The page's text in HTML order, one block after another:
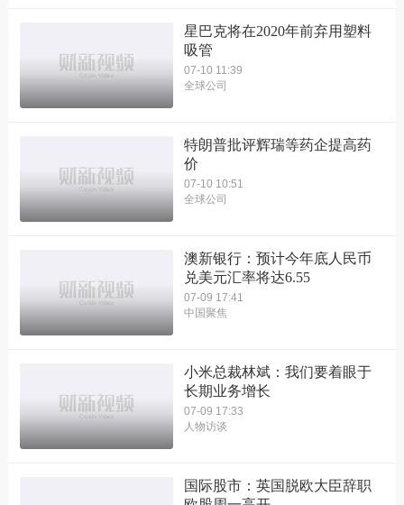
星巴克将在2020年前弃用塑料
吸管
07-10 11:39
全球公司
特朗普批评辉瑞等药企提高药
价
07-10 10:51
全球公司
澳新银行：预计今年底人民币
兑美元汇率将达6.55
07-09 17:41
中国聚焦
小米总裁林斌：我们要着眼于
长期业务增长
07-09 17:33
人物访谈
国际股市：英国脱欧大臣辞职